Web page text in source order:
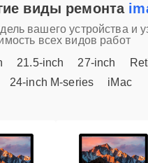
виды ремонта
вашего устройства и
всех видов работ
21.5-inch 27-inch
24-inch M-series iMac